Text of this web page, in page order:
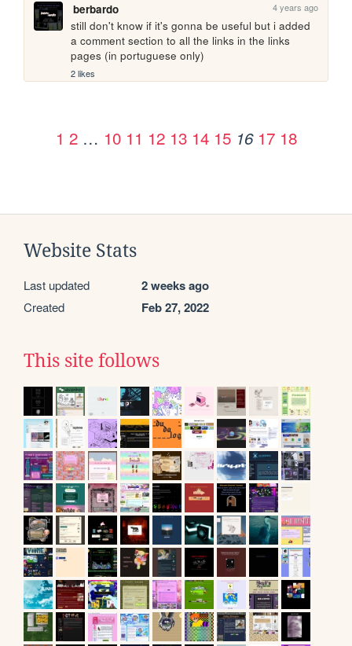
berbardo 4 years ago
still don't know if it's gonna be useful but i added
a comment section to all the links in the links
pages (in portuguese only)
2 likes
1 2 … 10 11 12 13 14 15 16 17 18
Website Stats
Last updated 2 weeks ago
Created Feb 27, 2022
This site follows